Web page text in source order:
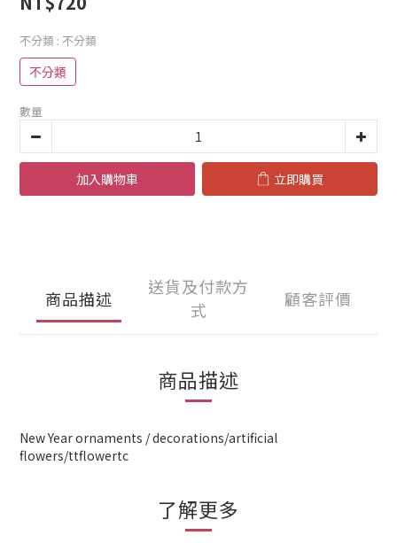
不分類 : 不分類
不分類
數量
加入購物車 立即購買
商品描述
送貨及付款方
式
顧客評價
商品描述
New Year ornaments / decorations/artificial
flowers/ttflowertc
了解更多